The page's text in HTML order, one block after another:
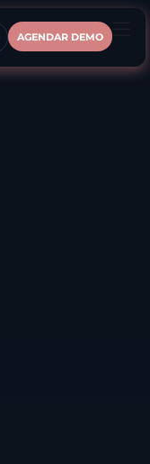
AGENDAR DEMO